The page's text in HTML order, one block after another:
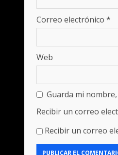
Correo electrónico *
Web
Guarda mi
Recibir un correo
Recibir un correo